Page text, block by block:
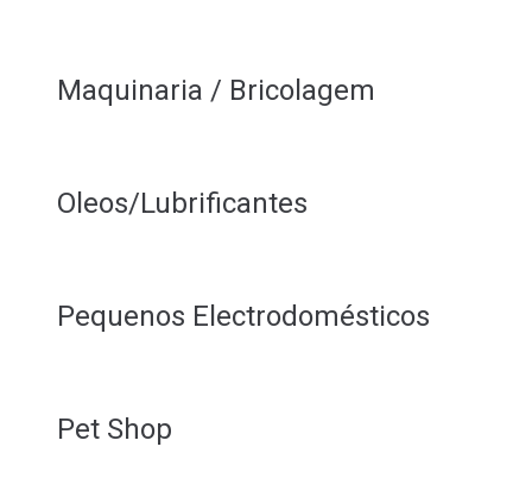
Maquinaria / Bricolagem
Oleos/Lubrificantes
Pequenos Electrodomésticos
Pet Shop